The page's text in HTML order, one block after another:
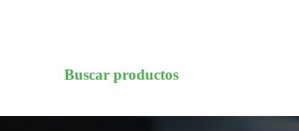
Buscar productos